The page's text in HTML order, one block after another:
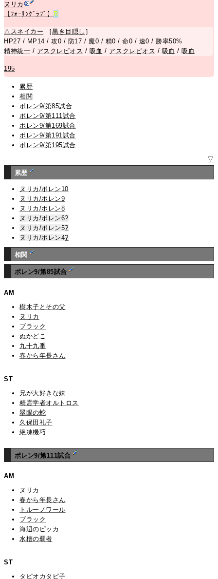
ヌリカ
【ﾌｫｰﾘﾝｸﾞﾗﾌﾞ】
R
△ スネイカー ［黒き目隠し ］
HP27 / MP14 / 攻0 / 防17 / 魔0 / 精0 / 命0 / 速0 / 勝率50%
精神統一 / アスクレピオス / 吸血 / アスクレピオス / 吸血 /吸血
195
累歴
相関
ポレン9/第85試合
ポレン9/第111試合
ポレン9/第169試合
ポレン9/第191試合
ポレン9/第195試合
▽
累歴
ヌリカ/ポレン10
ヌリカ/ポレン9
ヌリカ/ポレン8
ヌリカ/ポレン6?
ヌリカ/ポレン5?
ヌリカ/ポレン4?
相関
ポレン9/第85試合
AM
樹木子とその父
ヌリカ
ブラック
ぬかどこ
九十九番
春から年長さん
ST
兄が大好きな妹
精霊学者オルトロス
翠眼の蛇
久保田礼子
絶凍機巧
ポレン9/第111試合
AM
ヌリカ
春から年長さん
トルーノワール
ブラック
海辺のピッカ
水槽の覇者
ST
タピオカタピ子